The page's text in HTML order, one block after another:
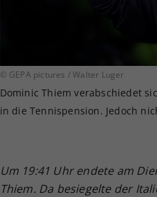
© GEPA pictures / Walter Luger
Dominic Thiem verabschiedet
in die Tennispension. Jedoch
Um 19:41 Uhr endete am
Thiem. Da besiegelte der